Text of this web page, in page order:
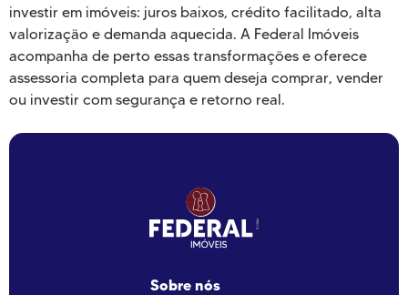
investir em imóveis: juros baixos, crédito facilitado, alta
valorização e demanda aquecida. A Federal Imóveis
acompanha de perto essas transformações e oferece
assessoria completa para quem deseja comprar, vender
ou investir com segurança e retorno real.
Sobre nós